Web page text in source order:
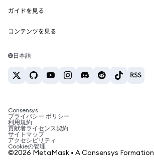
Snaps
Web3サービス
セキュリティ
サポート
キャリア
お問い合わせ
Solanaの価格
Tetherの価格
ETH→USD
USDT→INR
BTC→INR
ETH→USDT
ガイドを見る
ETHの購入
USDTの購入
SHIBの購入
BNBの購入
コンテンツを見る
Solanaウォレット
税制関連ニュース
暗号資産の購入方法は？
ビットコインを売るには？
日本語
Consensys
プライバシー ポリシー
利用規約
貢献者ライセンス契約
サイトマップ
アクセシビリティ
Cookieの管理
©2026 MetaMask • A Consensys Formation